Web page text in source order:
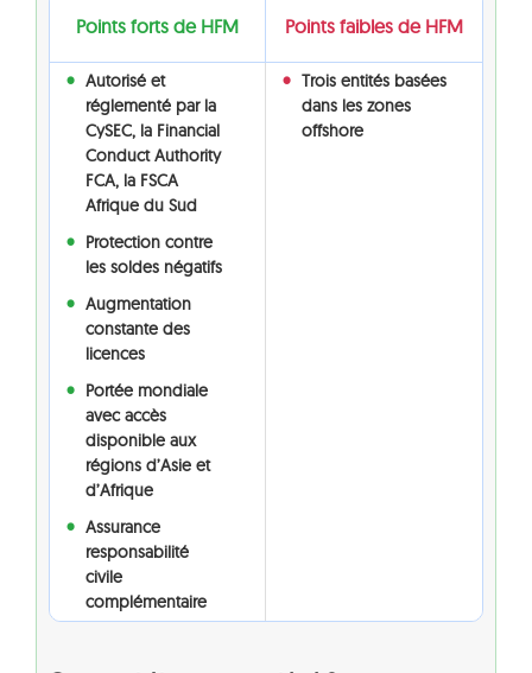
Points forts de HFM Points faibles de HFM
Autorisé et
réglementé par la
CySEC, la Financial
Conduct Authority
FCA, la FSCA
Afrique du Sud
Trois entités basées
dans les zones
offshore
Protection contre
les soldes négatifs
Augmentation
constante des
licences
Portée mondiale
avec accès
disponible aux
régions d’Asie et
d’Afrique
Assurance
responsabilité
civile
complémentaire